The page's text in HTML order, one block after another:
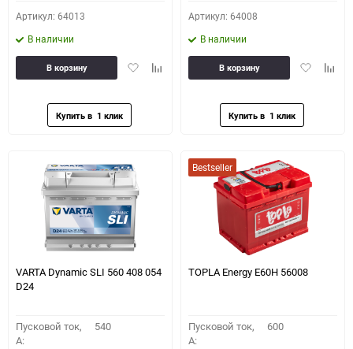
Артикул: 64013
В наличии
ДобавитьДобавить
В корзину
Артикул: 64008
В наличии
Добавить
В корзину
VARTA Dynamic SLI 560 408 054
D24
Пусковой ток,
A:
540
Bestseller
TOPLA Energy E60H 56008
Пусковой ток,
A:
600